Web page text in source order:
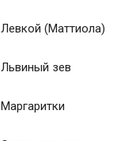
Левкой (Маттиола)
Львиный зев
Маргаритки